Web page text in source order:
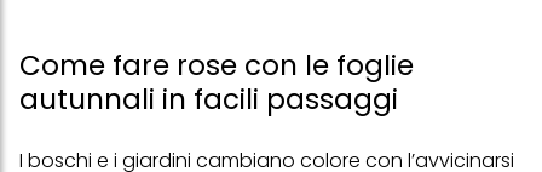
Come fare rose con le foglie
autunnali in facili passaggi
I boschi e i giardini cambiano colore con l’avvicinarsi